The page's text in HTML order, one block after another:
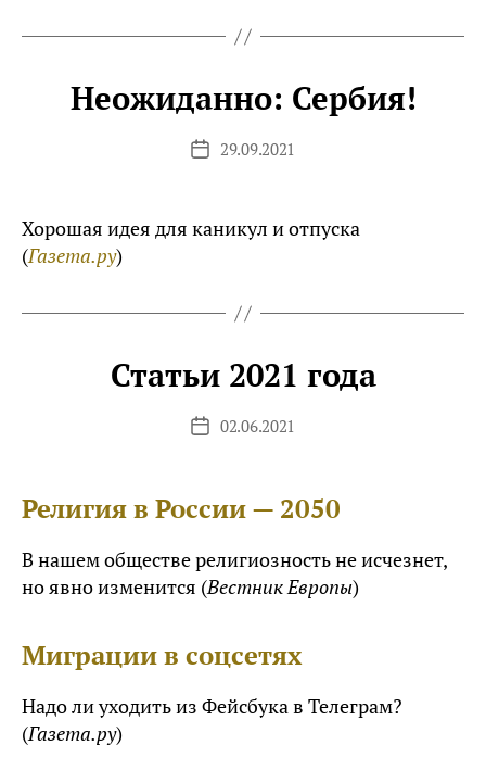
Неожиданно: Сербия!
Дата29.09.2021
Хорошая идея для каникул и отпуска
(Газета.ру)
Статьи 2021 года
Дата02.06.2021
Религия в России — 2050
В нашем обществе религиозность не исчезнет,
но явно изменится (Вестник Европы)
Миграции в соцсетях
Надо ли уходить из Фейсбука в Телеграм?
(Газета.ру)